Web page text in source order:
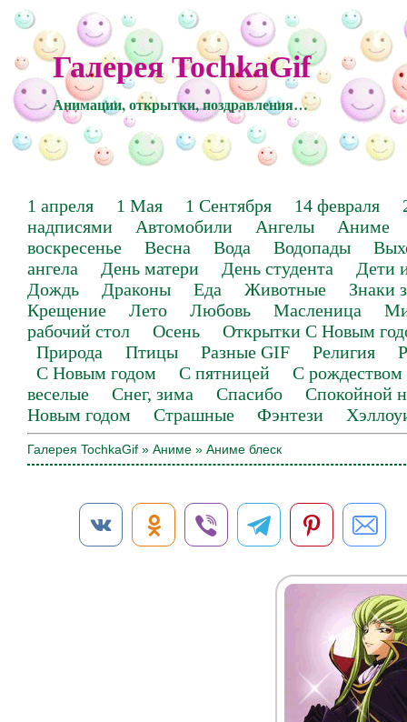
Галерея TochkaGif
Анимации, открытки, поздравления…
1 апреля 1 Мая 1 Сентября 14 февраля
надписями
Автомобили Ангелы
Аниме
воскресенье
Весна Вода Водопады
ангела
День матери День студента
Дети
Дождь
Драконы Еда Животные
Знаки
Крещение
Лето Любовь Масленица
рабочий стол
Осень
Открытки С Новым
Природа
Птицы Разные GIF Религия
С Новым годом
С пятницей
С рождеством
веселые
Снег, зима Спасибо
Спокойной
Новым годом
Страшные Фэнтези
Галерея TochkaGif » Аниме » Аниме блеск